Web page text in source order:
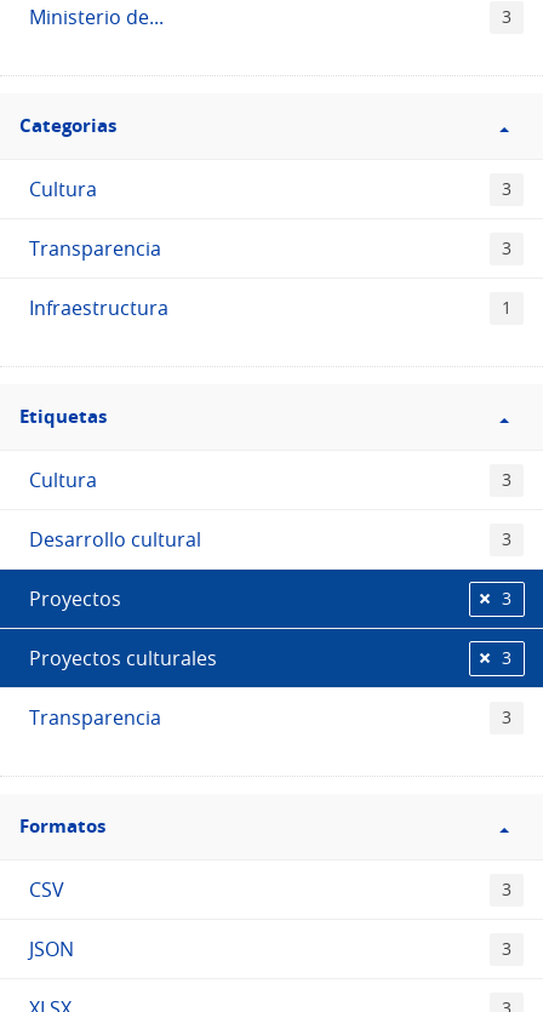
Ministerio de... 3
Filtro
Categorias
Categorias
Cultura 3
Transparencia 3
Infraestructura 1
Filtro
Etiquetas
Etiquetas
Cultura 3
Desarrollo cultural 3
Proyectos 3
Proyectos culturales 3
Transparencia 3
Filtro
Formatos
Formatos
CSV 3
JSON 3